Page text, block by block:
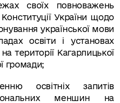
своїх повноважень
України щодо
української мови
освіти і установах
території Кагарлицької
громади;
освітніх запитів
меншин на